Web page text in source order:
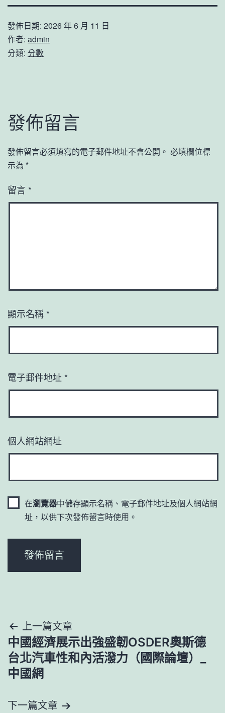
發佈日期: 2026 年 6 月 11 日
作者: admin
分類: 分數
發佈留言
發佈留言必須填寫的電子郵件地址不會公開。 必填欄位標
示為 *
留言 *
顯示名稱 *
電子郵件地址 *
個人網站網址
在瀏覽器中儲存顯示名稱、電子郵件地址及個人網站網
址，以供下次發佈留言時使用。
文
章
導
覽
上一篇文章
中國經濟展示出強盛韌OSDER奧斯德
台北汽車性和內活潑力（國際論壇）_
中國網
下一篇文章